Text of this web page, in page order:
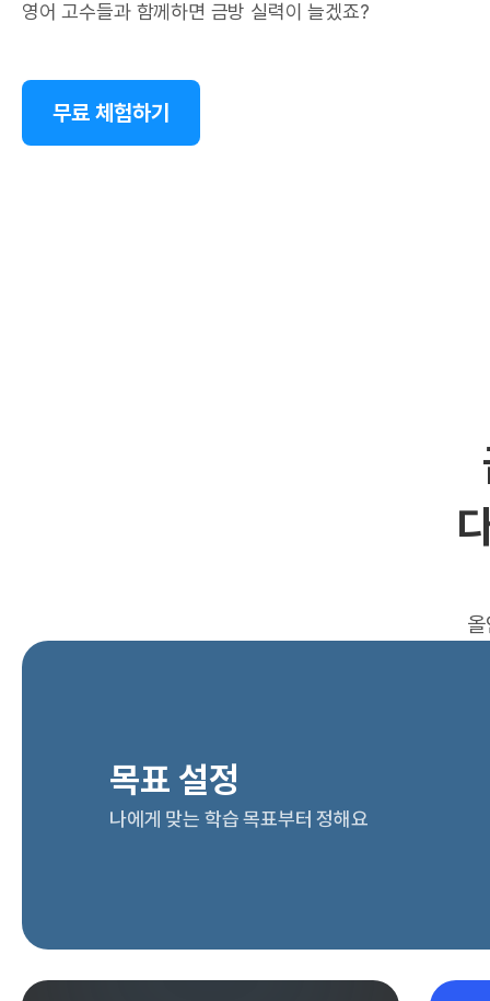
영어 고수들과 함께하면 금방 실력이 늘겠죠?
무료 체험하기
목표 설정
나에게 맞는 학습 목표부터 정해요